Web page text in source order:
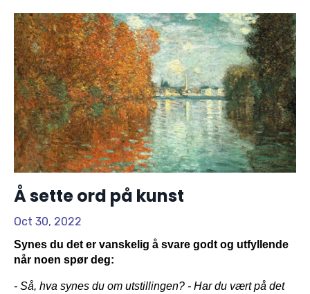
Å sette ord på kunst
Oct 30, 2022
Synes du det er vanskelig å svare godt og utfyllende
når noen spør deg:
- Så, hva synes du om utstillingen? - Har du vært på det